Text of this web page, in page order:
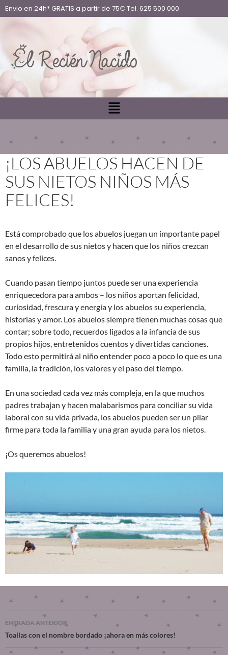
Envio en 24h* GRATIS a partir de 75€ Tel. 625 500 000
¡LOS ABUELOS HACEN DE
SUS NIETOS NIÑOS MÁS
FELICES!
Está comprobado que los abuelos juegan un importante papel
en el desarrollo de sus nietos y hacen que los niños crezcan
sanos y felices.
Cuando pasan tiempo juntos puede ser una experiencia
enriquecedora para ambos – los niños aportan felicidad,
curiosidad, frescura y energía y los abuelos su experiencia,
historias y amor. Los abuelos siempre tienen muchas cosas que
contar; sobre todo, recuerdos ligados a la infancia de sus
propios hijos, entretenidos cuentos y divertidas canciones.
Todo esto permitirá al niño entender poco a poco lo que es una
familia, la tradición, los valores y el paso del tiempo.
En una sociedad cada vez más compleja, en la que muchos
padres trabajan y hacen malabarismos para conciliar su vida
laboral con su vida privada, los abuelos pueden ser un pilar
firme para toda la familia y una gran ayuda para los nietos.
¡Os queremos abuelos!
ENTRADA ANTERIOR
Toallas con el nombre bordado ¡ahora en más colores!